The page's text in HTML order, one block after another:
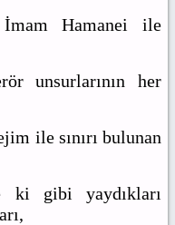
Hamanei ile
unsurlarının her
ile sınırı bulunan
ki gibi yaydıkları